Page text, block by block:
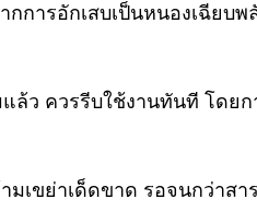
กการอักเสบเป็นหนองเฉียบ
ล้ว ควรรีบใช้งานทันที โดย
มเขย่าเด็ดขาด รอจนกว่าสา